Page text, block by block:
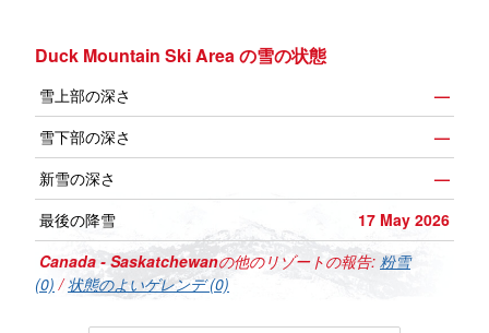
Duck Mountain Ski Area の雪の状態
雪上部の深さ
—
雪下部の深さ
—
新雪の深さ
—
最後の降雪
17 May 2026
Canada - Saskatchewanの他のリゾートの報告: 粉雪
(0) /状態のよいゲレンデ (0)